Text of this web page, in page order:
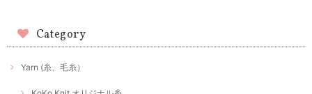
Category
Yarn (糸、毛糸）